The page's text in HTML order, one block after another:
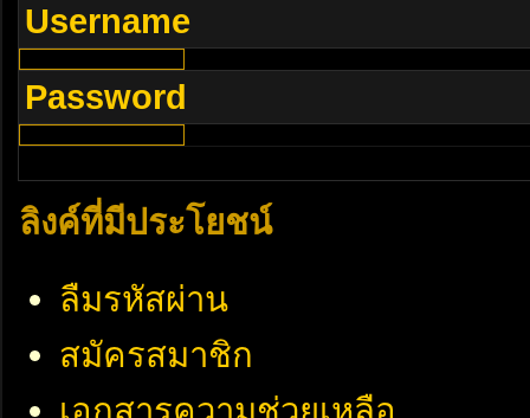
Username
Password
ลิงค์ที่มีประโยชน์
ลืมรหัสผ่าน
สมัครสมาชิก